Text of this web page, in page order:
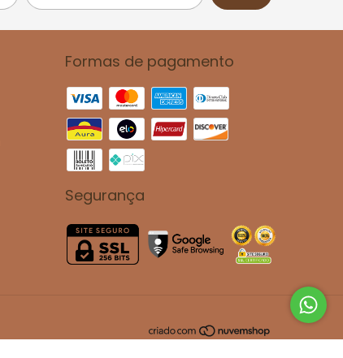
Formas de pagamento
Segurança